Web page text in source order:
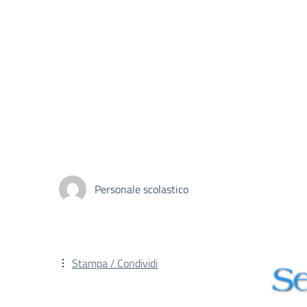
Personale scolastico
Stampa / Condividi